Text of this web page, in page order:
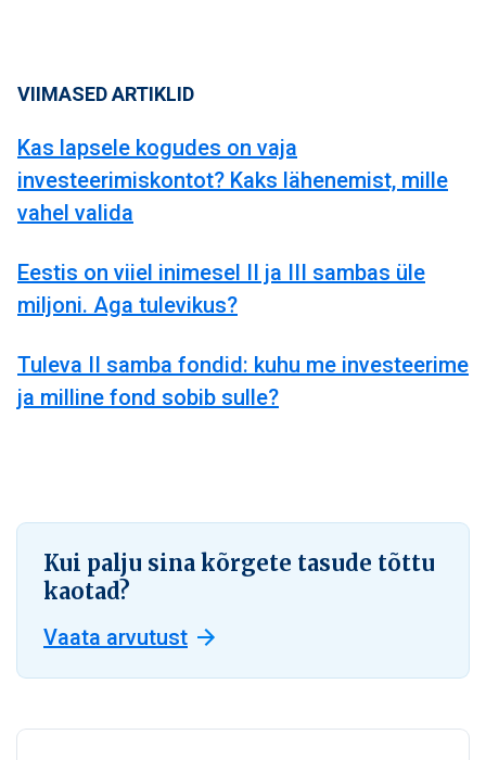
VIIMASED ARTIKLID
Kas lapsele kogudes on vaja
investeerimiskontot? Kaks lähenemist, mille
vahel valida
Eestis on viiel inimesel II ja III sambas üle
miljoni. Aga tulevikus?
Tuleva II samba fondid: kuhu me investeerime
ja milline fond sobib sulle?
Kui palju sina kõrgete tasude tõttu
kaotad?
Vaata arvutust